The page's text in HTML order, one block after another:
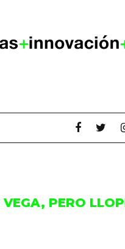
PERO